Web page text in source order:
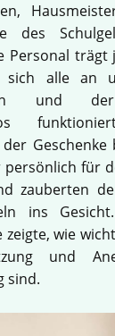
des
Personal trägt
sich alle an
und der
Geschenke
persönlich für
zauberten
ins
zeigte, wie
und
sind.